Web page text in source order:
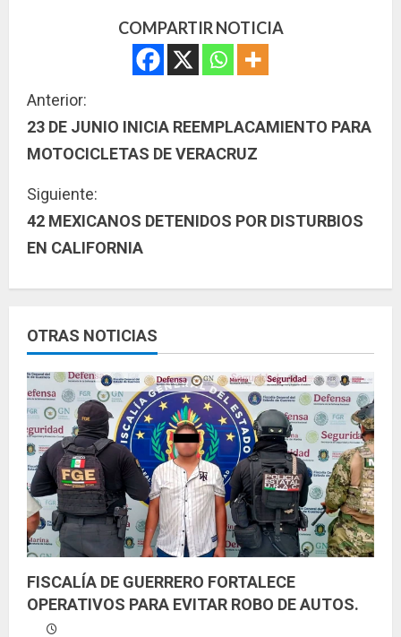
COMPARTIR NOTICIA
S
i
u
e
l
e
y
e
n
d
o
Anterior:
23 DE JUNIO INICIA REEMPLACAMIENTO PARA
MOTOCICLETAS DE VERACRUZ
Siguiente:
42 MEXICANOS DETENIDOS POR DISTURBIOS
EN CALIFORNIA
OTRAS NOTICIAS
FISCALÍA DE GUERRERO FORTALECE
OPERATIVOS PARA EVITAR ROBO DE AUTOS.